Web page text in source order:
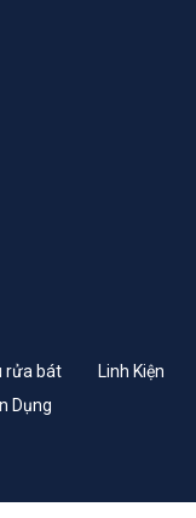
rửa bát
Linh Kiện
Dụng